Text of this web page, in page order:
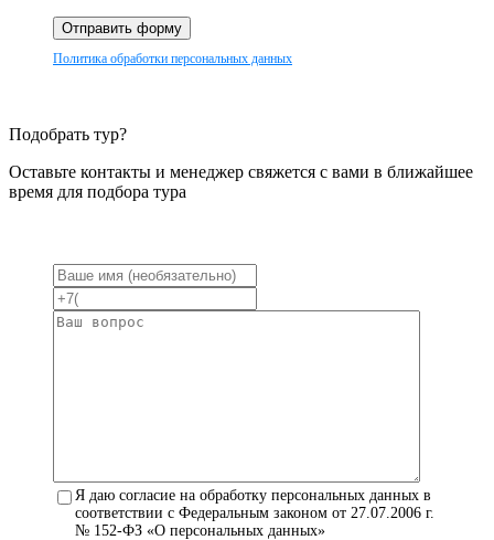
Отправить форму
Политика обработки персональных данных
Подобрать тур?
Оставьте контакты и менеджер свяжется с вами в ближайшее
время для подбора тура
Я даю согласие на обработку персональных данных в
соответствии с Федеральным законом от 27.07.2006 г.
№ 152-ФЗ «О персональных данных»